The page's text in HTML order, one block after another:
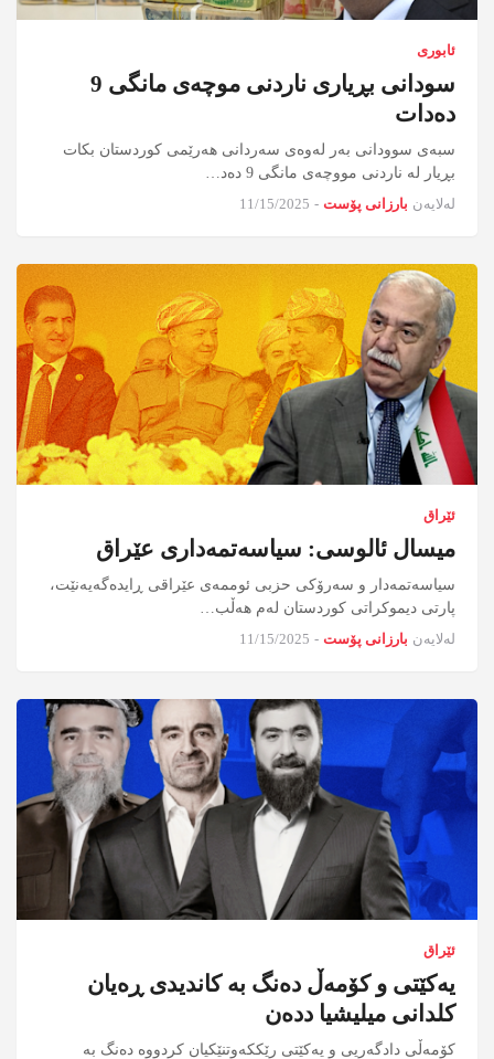
ئابوری
سودانی بڕیاری ناردنی موچەی مانگی 9
دەدات
سبەی سوودانی بەر لەوەی سەردانی هەرێمی کوردستان بکات
بڕیار لە ناردنی مووچەی مانگی 9 دەد…
لەلایەن بارزانی پۆست -
11/15/2025
ئێراق
میسال ئالوسی: سیاسەتمەداری عێراق
سیاسەتمەدار و سەرۆكی حزبی ئوممەی عێراقی ڕایدەگەیەنێت،
پارتی دیموکراتی کوردستان لەم هەڵب…
لەلایەن بارزانی پۆست -
11/15/2025
ئێراق
یەکێتی و کۆمەڵ دەنگ بە کاندیدی ڕەیان
کلدانی میلیشیا ددەن
کۆمەڵی دادگەریی و یەکێتی رێککەوتنێکیان کردووە دەنگ بە